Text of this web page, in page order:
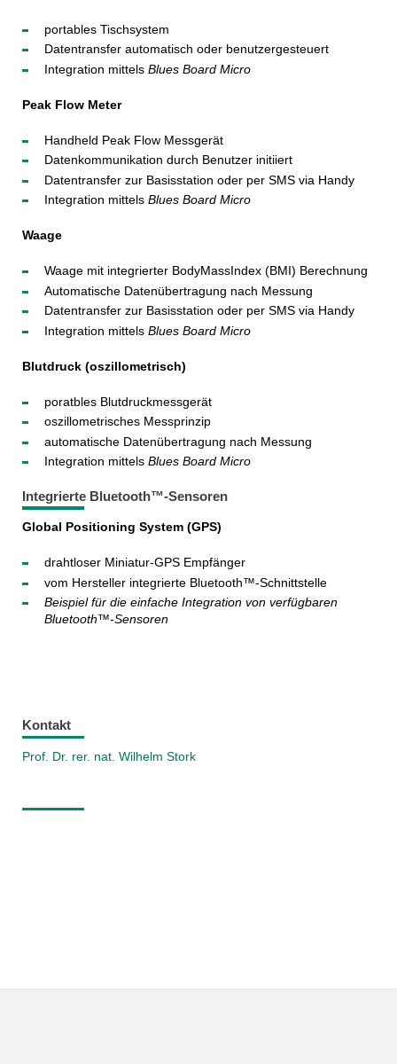
portables Tischsystem
Datentransfer automatisch oder benutzergesteuert
Integration mittels Blues Board Micro
Peak Flow Meter
Handheld Peak Flow Messgerät
Datenkommunikation durch Benutzer initiiert
Datentransfer zur Basisstation oder per SMS via Handy
Integration mittels Blues Board Micro
Waage
Waage mit integrierter BodyMassIndex (BMI) Berechnung
Automatische Datenübertragung nach Messung
Datentransfer zur Basisstation oder per SMS via Handy
Integration mittels Blues Board Micro
Blutdruck (oszillometrisch)
poratbles Blutdruckmessgerät
oszillometrisches Messprinzip
automatische Datenübertragung nach Messung
Integration mittels Blues Board Micro
Integrierte Bluetooth™-Sensoren
Global Positioning System (GPS)
drahtloser Miniatur-GPS Empfänger
vom Hersteller integrierte Bluetooth™-Schnittstelle
Beispiel für die einfache Integration von verfügbaren
Bluetooth™-Sensoren
Kontakt
Prof. Dr. rer. nat. Wilhelm Stork